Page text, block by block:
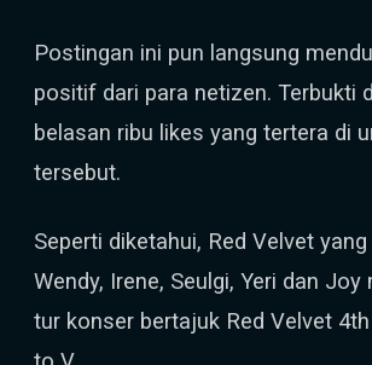
Postingan ini pun langsung
positif dari para netizen. Terbukti
belasan ribu likes yang tertera di
tersebut.
Seperti diketahui, Red Velvet
Wendy, Irene, Seulgi, Yeri dan Joy
tur konser bertajuk Red Velvet